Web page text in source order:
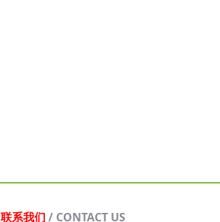
联系我们 / CONTACT US